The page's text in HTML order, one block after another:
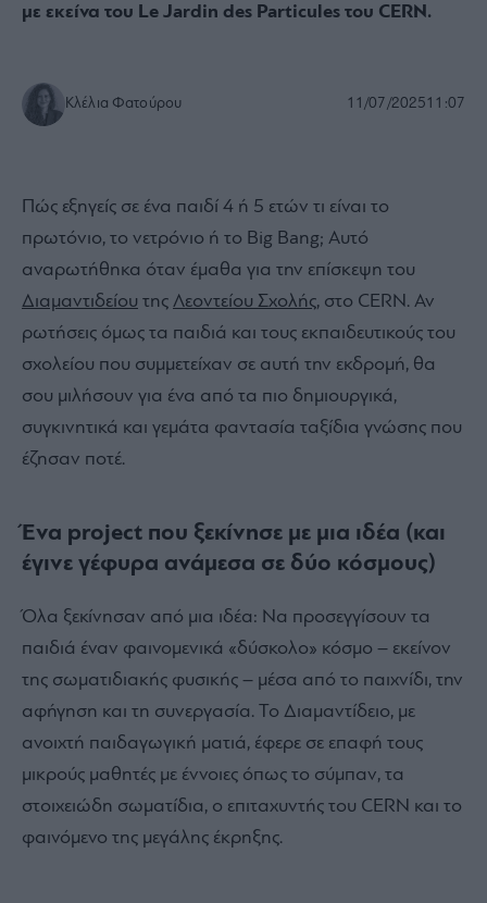
με εκείνα του Le Jardin des Particules του CERN.
Κλέλια Φατούρου 11/07/202511:07
Πώς εξηγείς σε ένα παιδί 4 ή 5 ετών τι είναι το
πρωτόνιο, το νετρόνιο ή το Big Bang; Αυτό
αναρωτήθηκα όταν έμαθα για την επίσκεψη του
Διαμαντιδείου της Λεοντείου Σχολής, στο CERN. Αν
ρωτήσεις όμως τα παιδιά και τους εκπαιδευτικούς του
σχολείου που συμμετείχαν σε αυτή την εκδρομή, θα
σου μιλήσουν για ένα από τα πιο δημιουργικά,
συγκινητικά και γεμάτα φαντασία ταξίδια γνώσης που
έζησαν ποτέ.
Ένα project που ξεκίνησε με μια ιδέα (και
έγινε γέφυρα ανάμεσα σε δύο κόσμους)
Όλα ξεκίνησαν από μια ιδέα: Να προσεγγίσουν τα
παιδιά έναν φαινομενικά «δύσκολο» κόσμο – εκείνον
της σωματιδιακής φυσικής – μέσα από το παιχνίδι, την
αφήγηση και τη συνεργασία. Το Διαμαντίδειο, με
ανοιχτή παιδαγωγική ματιά, έφερε σε επαφή τους
μικρούς μαθητές με έννοιες όπως το σύμπαν, τα
στοιχειώδη σωματίδια, ο επιταχυντής του CERN και το
φαινόμενο της μεγάλης έκρηξης.